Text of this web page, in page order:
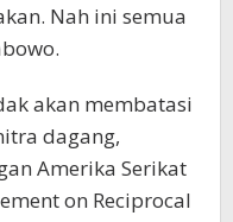
Nah ini semua
akan membatasi
dagang,
Amerika Serikat
on Reciprocal